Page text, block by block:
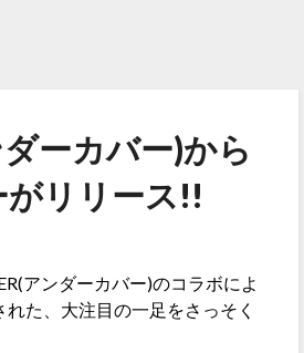
ーカバー)から
リリース!!
アンダーカバー)のコラボによ
た、大注目の一足をさっそく